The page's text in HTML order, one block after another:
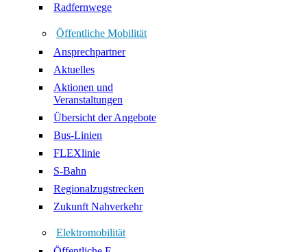
Radfernwege
Öffentliche Mobilität
Ansprechpartner
Aktuelles
Aktionen und
Veranstaltungen
Übersicht der Angebote
Bus-Linien
FLEXlinie
S-Bahn
Regionalzugstrecken
Zukunft Nahverkehr
Elektromobilität